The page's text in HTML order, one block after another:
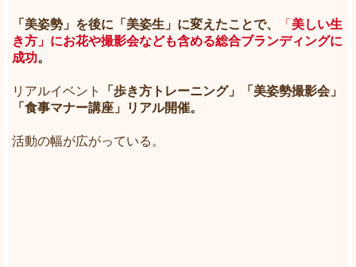
「美姿勢」を後に「美姿生」に変えたことで、 「 美しい生
き方」にお花や撮影会なども含める総合ブランディングに
成功。
リアルイベント
「歩き方トレーニング」「美姿勢撮影会」
「食事マナー講座」リアル開催。
活動の幅が広がっている。